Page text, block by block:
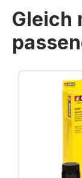
Gleich